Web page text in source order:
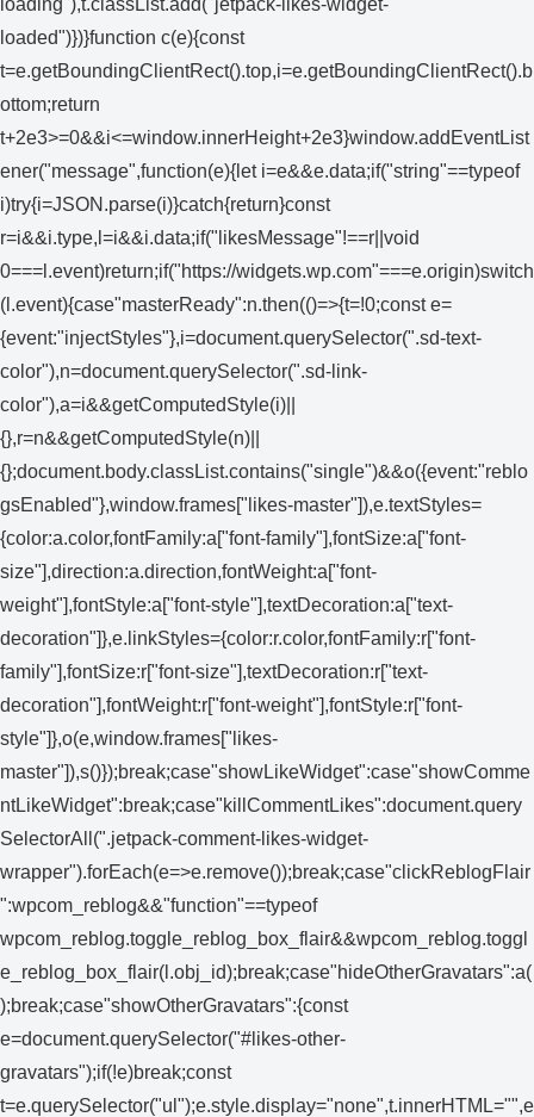
loaded")})}function c(e){const
t=e.getBoundingClientRect().top,i=e.getBoundingClientRect().b
ottom;return
t+2e3>=0&&i<=window.innerHeight+2e3}window.addEventList
ener("message",function(e){let i=e&&e.data;if("string"==typeof
i)try{i=JSON.parse(i)}catch{return}const
r=i&&i.type,l=i&&i.data;if("likesMessage"!==r||void
0===l.event)return;if("https://widgets.wp.com"===e.origin)switch
(l.event){case"masterReady":n.then(()=>{t=!0;const e=
{event:"injectStyles"},i=document.querySelector(".sd-text-
color"),n=document.querySelector(".sd-link-
color"),a=i&&getComputedStyle(i)||
{},r=n&&getComputedStyle(n)||
{};document.body.classList.contains("single")&&o({event:"reblo
gsEnabled"},window.frames["likes-master"]),e.textStyles=
{color:a.color,fontFamily:a["font-family"],fontSize:a["font-
size"],direction:a.direction,fontWeight:a["font-
weight"],fontStyle:a["font-style"],textDecoration:a["text-
decoration"]},e.linkStyles={color:r.color,fontFamily:r["font-
family"],fontSize:r["font-size"],textDecoration:r["text-
decoration"],fontWeight:r["font-weight"],fontStyle:r["font-
style"]},o(e,window.frames["likes-
master"]),s()});break;case"showLikeWidget":case"showComme
ntLikeWidget":break;case"killCommentLikes":document.query
SelectorAll(".jetpack-comment-likes-widget-
wrapper").forEach(e=>e.remove());break;case"clickReblogFlair
":wpcom_reblog&&"function"==typeof
wpcom_reblog.toggle_reblog_box_flair&&wpcom_reblog.toggl
e_reblog_box_flair(l.obj_id);break;case"hideOtherGravatars":a(
);break;case"showOtherGravatars":{const
e=document.querySelector("#likes-other-
gravatars");if(!e)break;const
t=e.querySelector("ul");e.style.display="none",t.innerHTML="",e